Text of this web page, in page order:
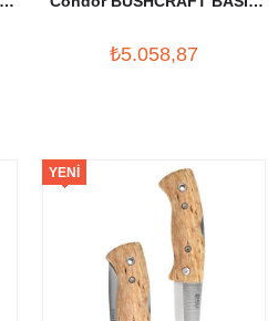
₺5.058,87
YENI